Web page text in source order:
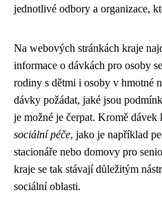
jednotlivé odbory a organizace,
Na webových stránkách kraje
informace o dávkách pro osoby
rodiny s dětmi i osoby v hmotné
dávky požádat, jaké jsou
je možné je čerpat. Kromě
sociální péče, jako je například
stacionáře nebo domovy pro
kraje se tak stávají důležitým
sociální oblasti.